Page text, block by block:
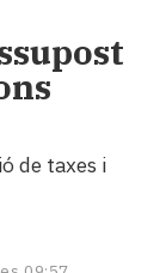
de taxes i